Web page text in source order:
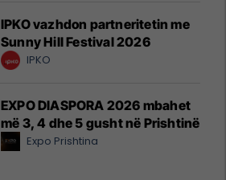
IPKO vazhdon partneritetin me
Sunny Hill Festival 2026
IPKO
EXPO DIASPORA 2026 mbahet
më 3, 4 dhe 5 gusht në Prishtinë
Expo Prishtina